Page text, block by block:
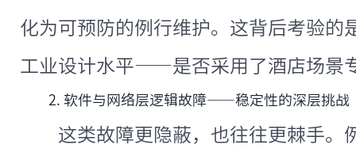
化为可预防的例行维护。这背后考验的
工业设计水平——是否采用了酒店场景
2. 软件与网络层逻辑故障——稳定性的深层挑战
这类故障更隐蔽，也往往更棘手。